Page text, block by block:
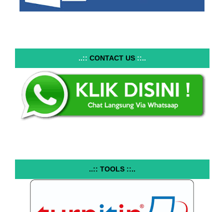
..:: CONTACT US ::..
..:: TOOLS ::..